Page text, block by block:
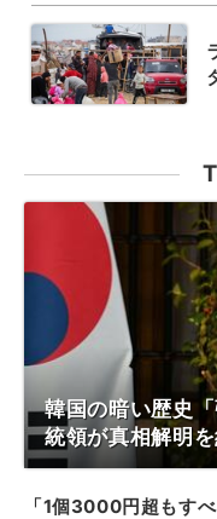
韓国の暗い歴史
統領が真相解明
「1個3000円超もすべ